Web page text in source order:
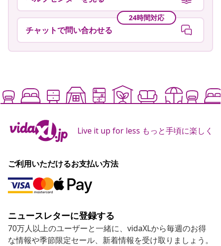
24時間対応
チャットで問い合わせる
Live it up for less もっと手頃に楽しく
ご利用いただけるお支払い方法
ニュースレターに登録する
70万人以上のユーザーと一緒に、vidaXLから毎週のお得
な情報や季節限定セール、新着情報を受け取りましょう。